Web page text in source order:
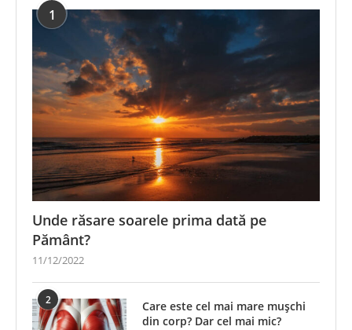
1
Unde răsare soarele prima dată pe
Pământ?
11/12/2022
2
Care este cel mai mare mușchi
din corp? Dar cel mai mic?